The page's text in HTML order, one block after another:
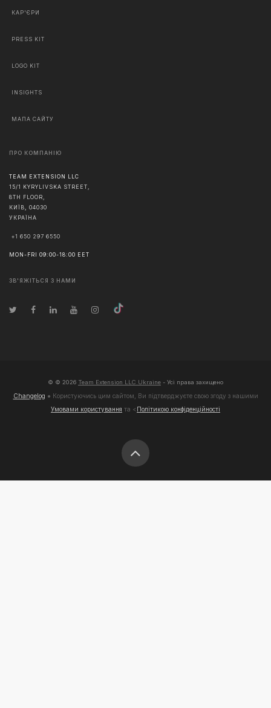
КАР'ЄРИ
PRESS KIT
LOGO KIT
INSIGHTS
МАПА САЙТУ
ПРО КОМПАНІЮ
TEAM EXTENSION LLC
15/1 KYRYLIVSKA STREET,
8TH FLOOR,
КИЇВ, 04030
УКРАЇНА
+1 650 297 6550
MON-FRI 09:00-18:00 EET
ЗВ'ЯЖІТЬСЯ З НАМИ
© © 2026 Team Extension LLC Ukraine - Усі права захищено
Changelog ● Користуючись цим сайтом, Ви підтверджуєте свою згоду з нашими
Умовами користування та <Політикою конфіденційності